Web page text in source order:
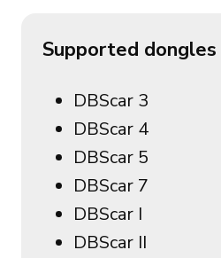
Supported dongles
DBScar 3
DBScar 4
DBScar 5
DBScar 7
DBScar I
DBScar II